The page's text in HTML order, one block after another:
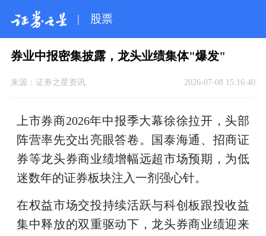
| 股票
券业中报密集披露，龙头业绩集体"爆发"
来源： 证券之星资讯 2026-07-08 15:16:40
上市券商2026年中报季大幕徐徐拉开，头部
阵营率先交出亮眼答卷。国泰海通、招商证
券等龙头券商业绩增幅远超市场预期，为低
迷数年的证券板块注入一剂强心针。
在权益市场交投持续活跃与科创板跟投收益
集中释放的双重驱动下，龙头券商业绩迎来